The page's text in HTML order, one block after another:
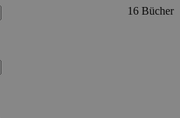
16 Bücher